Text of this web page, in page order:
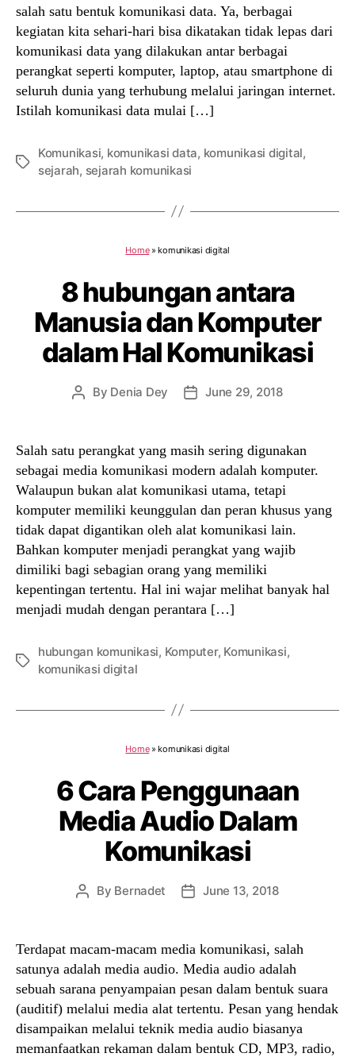
salah satu bentuk komunikasi data. Ya, berbagai
kegiatan kita sehari-hari bisa dikatakan tidak lepas dari
komunikasi data yang dilakukan antar berbagai
perangkat seperti komputer, laptop, atau smartphone di
seluruh dunia yang terhubung melalui jaringan internet.
Istilah komunikasi data mulai […]
Tags
Komunikasi, komunikasi data, komunikasi digital,
sejarah, sejarah komunikasi
Home»komunikasi digital
8 hubungan antara
Manusia dan Komputer
dalam Hal Komunikasi
Post
By Denia Dey
PostJune 29, 2018
Salah satu perangkat yang masih sering digunakan
sebagai media komunikasi modern adalah komputer.
Walaupun bukan alat komunikasi utama, tetapi
komputer memiliki keunggulan dan peran khusus yang
tidak dapat digantikan oleh alat komunikasi lain.
Bahkan komputer menjadi perangkat yang wajib
dimiliki bagi sebagian orang yang memiliki
kepentingan tertentu. Hal ini wajar melihat banyak hal
menjadi mudah dengan perantara […]
Tags
hubungan komunikasi, Komputer, Komunikasi,
komunikasi digital
Home»komunikasi digital
6 Cara Penggunaan
Media Audio Dalam
Komunikasi
Post
By Bernadet
PostJune 13, 2018
Terdapat macam-macam media komunikasi, salah
satunya adalah media audio. Media audio adalah
sebuah sarana penyampaian pesan dalam bentuk suara
(auditif) melalui media alat tertentu. Pesan yang hendak
disampaikan melalui teknik media audio biasanya
memanfaatkan rekaman dalam bentuk CD, MP3, radio,